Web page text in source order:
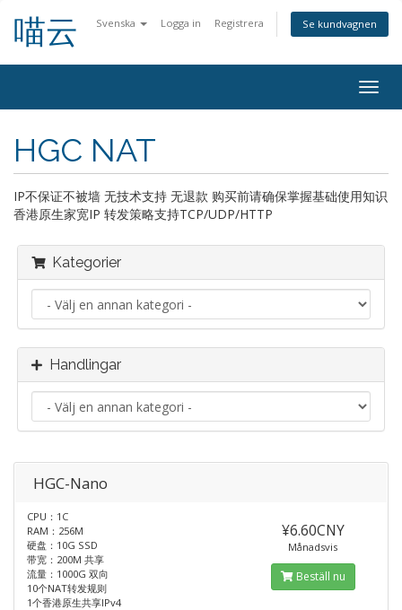
Svenska Logga in Registrera Se kundvagnen
喵云
HGC NAT
IP不保证不被墙 无技术支持 无退款 购买前请确保掌握基础使用知识
香港原生家宽IP 转发策略支持TCP/UDP/HTTP
Kategorier
Handlingar
HGC-Nano
CPU：1C
RAM：256M
硬盘：10G SSD
带宽：200M 共享
流量：1000G 双向
10个NAT转发规则
1个香港原生共享IPv4
¥6.60CNY
Månadsvis
Beställ nu